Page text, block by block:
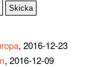
, 2016-12-23
, 2016-12-09